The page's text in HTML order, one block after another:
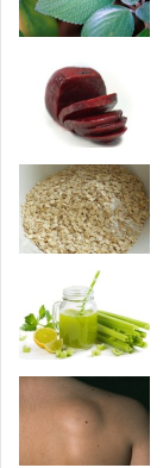
š
í
l
o
v
o
d
r